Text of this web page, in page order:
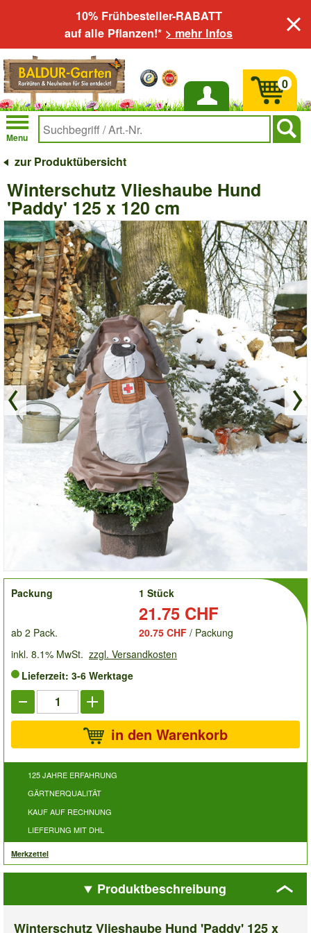
10% Frühbesteller-RABATT
auf alle Pflanzen!* > mehr Infos
Anmelden
Menu
0
zur Produktübersicht
Winterschutz Vlieshaube Hund
'Paddy' 125 x 120 cm
order
Packung
1 Stück
21.75 CHF
ab 2 Pack. 20.75 CHF / Packung
inkl. 8.1% MwSt. zzgl. Versandkosten
Lieferzeit: 3-6 Werktage
in den Warenkorb
125 JAHRE ERFAHRUNG
GÄRTNERQUALITÄT
KAUF AUF RECHNUNG
LIEFERUNG MIT DHL
Merkzettel
Produktbeschreibung
Winterschutz Vlieshaube Hund 'Paddy' 125 x